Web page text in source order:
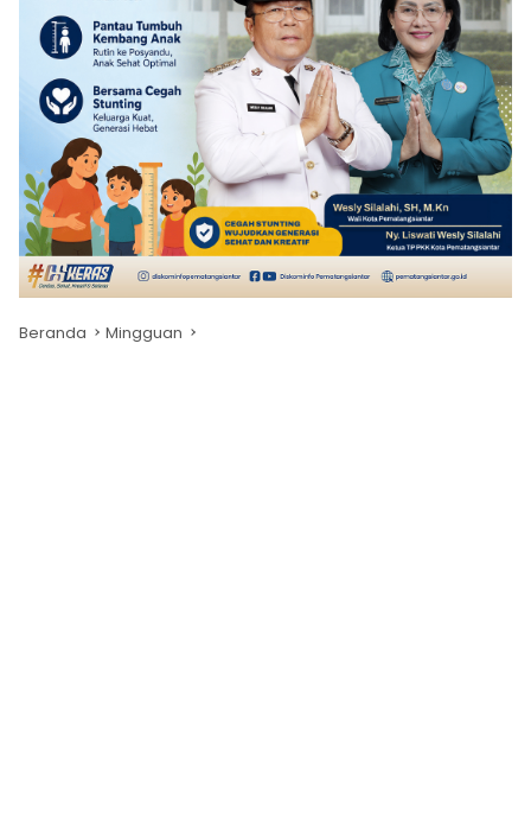
Beranda Mingguan